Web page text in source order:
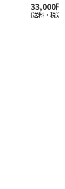
33,000円
(送料・税込)